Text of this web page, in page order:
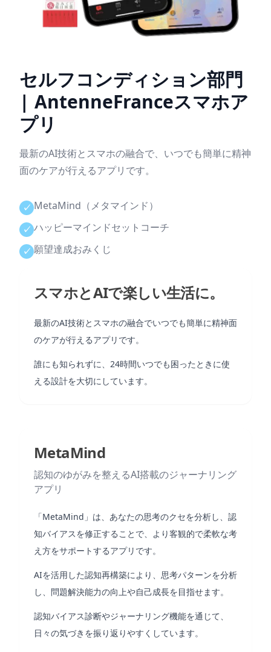
セルフコンディション部門
| AntenneFranceスマホア
プリ
最新のAI技術とスマホの融合で、いつでも簡単に精神
面のケアが行えるアプリです。
✓ MetaMind（メタマインド）
✓ ハッピーマインドセットコーチ
✓ 願望達成おみくじ
スマホとAIで楽しい生活に。
最新のAI技術とスマホの融合でいつでも簡単に精神面
のケアが行えるアプリです。
誰にも知られずに、24時間いつでも困ったときに使
える設計を大切にしています。
MetaMind
認知のゆがみを整えるAI搭載のジャーナリング
アプリ
「MetaMind」は、あなたの思考のクセを分析し、認
知バイアスを修正することで、より客観的で柔軟な考
え方をサポートするアプリです。
AIを活用した認知再構築により、思考パターンを分析
し、問題解決能力の向上や自己成長を目指せます。
認知バイアス診断やジャーナリング機能を通じて、
日々の気づきを振り返りやすくしています。